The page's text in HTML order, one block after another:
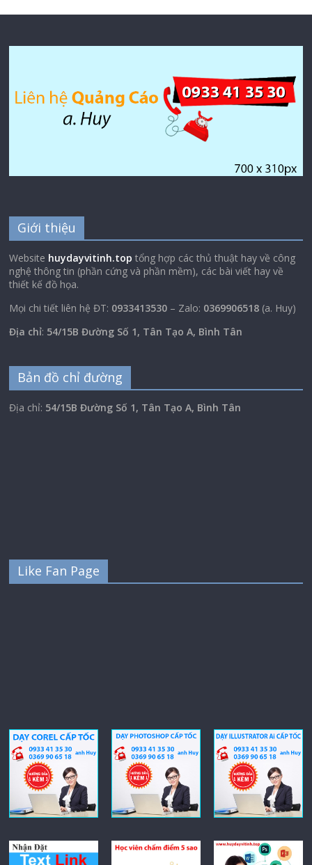
Giới thiệu
Website huydayvitinh.top tổng hợp các thủ thuật hay về công
nghệ thông tin (phần cứng và phần mềm), các bài viết hay về
thiết kế đồ họa.
Mọi chi tiết liên hệ ĐT: 0933413530 – Zalo: 0369906518 (a. Huy)
Địa chỉ: 54/15B Đường Số 1, Tân Tạo A, Bình Tân
Bản đồ chỉ đường
Địa chỉ: 54/15B Đường Số 1, Tân Tạo A, Bình Tân
Like Fan Page